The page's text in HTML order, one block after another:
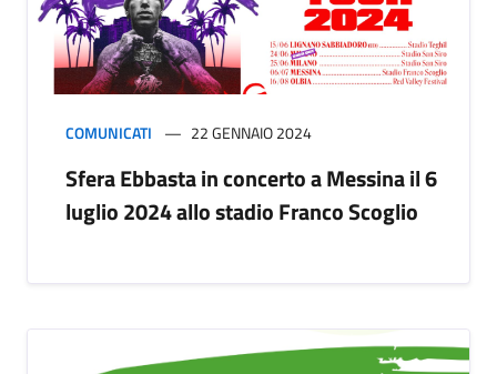
COMUNICATI 22 GENNAIO 2024
Sfera Ebbasta in concerto a Messina il 6
luglio 2024 allo stadio Franco Scoglio